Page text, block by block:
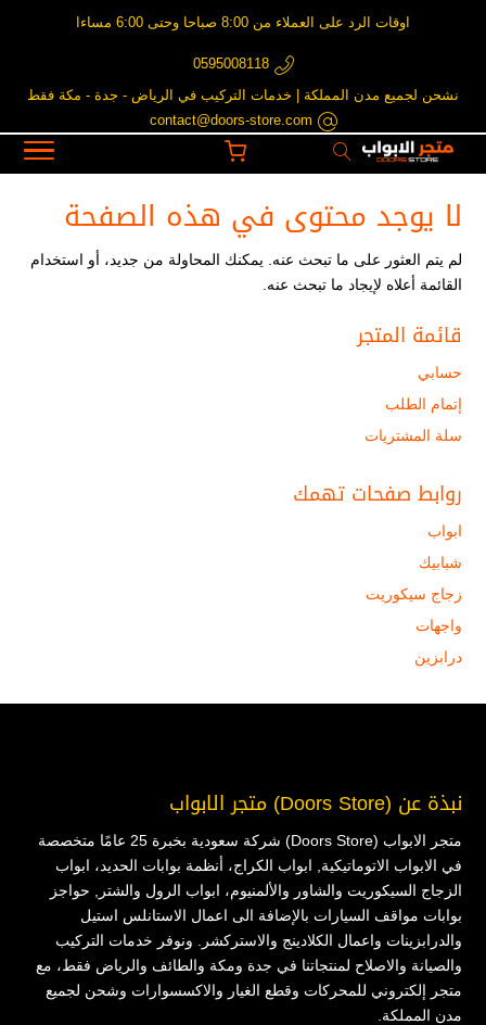
اوقات الرد على العملاء من 8:00 صباحا وحتى 6:00 مساءا
0595008118
نشحن لجميع مدن المملكة | خدمات التركيب في الرياض - جدة - مكة فقط
contact@doors-store.com
لا يوجد محتوى في هذه الصفحة
لم يتم العثور على ما تبحث عنه. يمكنك المحاولة من جديد، أو استخدام
القائمة أعلاه لإيجاد ما تبحث عنه.
قائمة المتجر
حسابي
إتمام الطلب
سلة المشتريات
روابط صفحات تهمك
ابواب
شبابيك
زجاج سيكوريت
واجهات
درابزين
نبذة عن (Doors Store) متجر الابواب
متجر الابواب (Doors Store) شركة سعودية بخبرة 25 عامًا متخصصة
في الابواب الاتوماتيكية, ابواب الكراج، أنظمة بوابات الحديد، ابواب
الزجاج السيكوريت والشاور والألمنيوم، ابواب الرول والشتر, حواجز
بوابات مواقف السيارات بالإضافة الى اعمال الاستانلس استيل
والدرابزينات واعمال الكلادينج والاستركشر. ونوفر خدمات التركيب
والصيانة والاصلاح لمنتجاتنا في جدة ومكة والطائف والرياض فقط، مع
متجر إلكتروني للمحركات وقطع الغيار والاكسسوارات وشحن لجميع
مدن المملكة.